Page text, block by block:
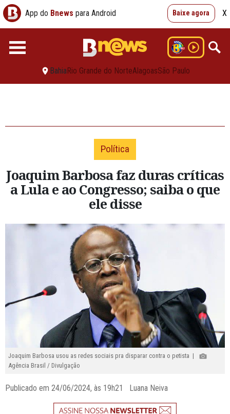
App do Bnews para Android Baixe agora X
BahiaRio Grande do NorteAlagoasSão Paulo
Política
Joaquim Barbosa faz duras críticas
a Lula e ao Congresso; saiba o que
ele disse
Joaquim Barbosa usou as redes sociais pra disparar contra o petista |
Agência Brasil / Divulgação
Publicado em 24/06/2024, às 19h21 Luana Neiva